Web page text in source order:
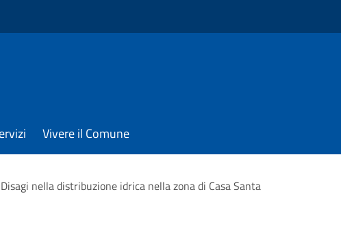
Vivere il Comune
Disagi nella distribuzione idrica nella zona di Casa Santa